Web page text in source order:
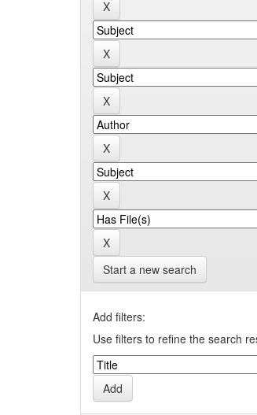
Start a new search
Add filters:
Use filters to refine the search